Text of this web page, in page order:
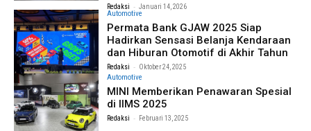
Redaksi - Januari 14, 2026
Automotive
Permata Bank GJAW 2025 Siap
Hadirkan Sensasi Belanja Kendaraan
dan Hiburan Otomotif di Akhir Tahun
Redaksi - Oktober 24, 2025
Automotive
MINI Memberikan Penawaran Spesial
di IIMS 2025
Redaksi - Februari 13, 2025